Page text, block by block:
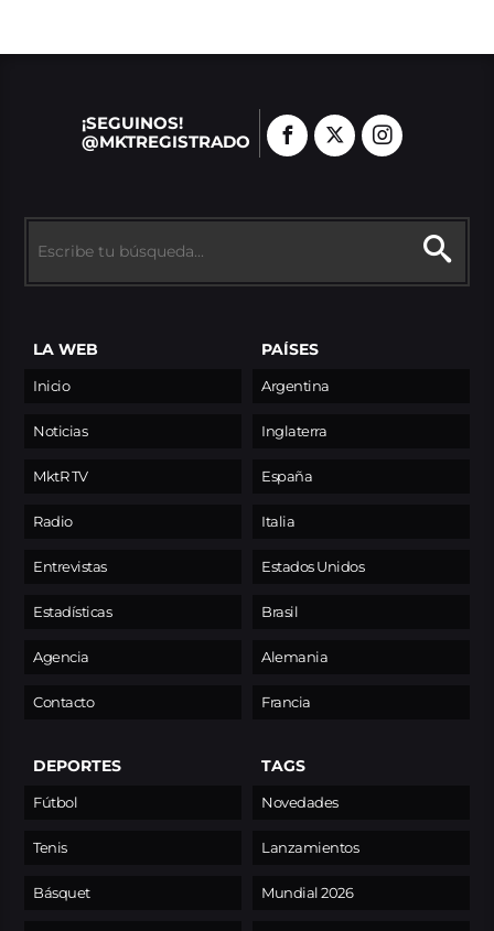
¡SEGUINOS!
@MKTREGISTRADO
LA WEB
Inicio
Noticias
MktR TV
Radio
Entrevistas
Estadísticas
Agencia
Contacto
PAÍSES
Argentina
Inglaterra
España
Italia
Estados Unidos
Brasil
Alemania
Francia
DEPORTES
Fútbol
Tenis
Básquet
TAGS
Novedades
Lanzamientos
Mundial 2026